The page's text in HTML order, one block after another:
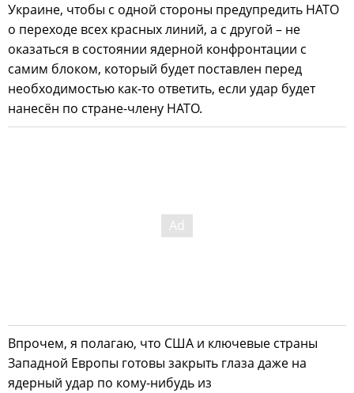
Украине, чтобы с одной стороны предупредить НАТО
о переходе всех красных линий, а с другой – не
оказаться в состоянии ядерной конфронтации с
самим блоком, который будет поставлен перед
необходимостью как-то ответить, если удар будет
нанесён по стране-члену НАТО.
Впрочем, я полагаю, что США и ключевые страны
Западной Европы готовы закрыть глаза даже на
ядерный удар по кому-нибудь из